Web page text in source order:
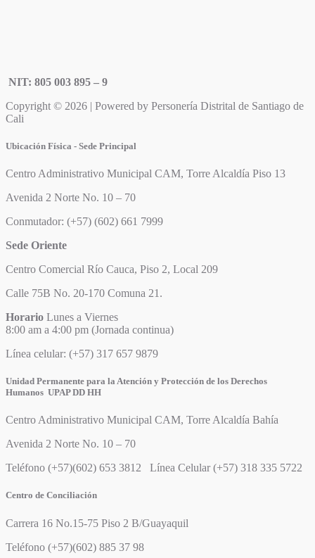
NIT: 805 003 895 – 9
Copyright © 2026 | Powered by Personería Distrital de Santiago de
Cali
Ubicación Física - Sede Principal
Centro Administrativo Municipal CAM, Torre Alcaldía Piso 13
Avenida 2 Norte No. 10 – 70
Conmutador: (+57) (602) 661 7999
Sede Oriente
Centro Comercial Río Cauca, Piso 2, Local 209
Calle 75B No. 20-170 Comuna 21.
Horario Lunes a Viernes
8:00 am a 4:00 pm (Jornada continua)
Línea celular: (+57) 317 657 9879
Unidad Permanente para la Atención y Protección de los Derechos
Humanos UPAP DD HH
Centro Administrativo Municipal CAM, Torre Alcaldía Bahía
Avenida 2 Norte No. 10 – 70
Teléfono (+57)(602) 653 3812 Línea Celular (+57) 318 335 5722
Centro de Conciliación
Carrera 16 No.15-75 Piso 2 B/Guayaquil
Teléfono (+57)(602) 885 37 98